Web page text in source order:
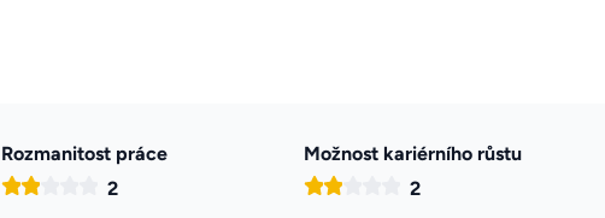
Rozmanitost práce
2
Možnost kariérního růstu
2